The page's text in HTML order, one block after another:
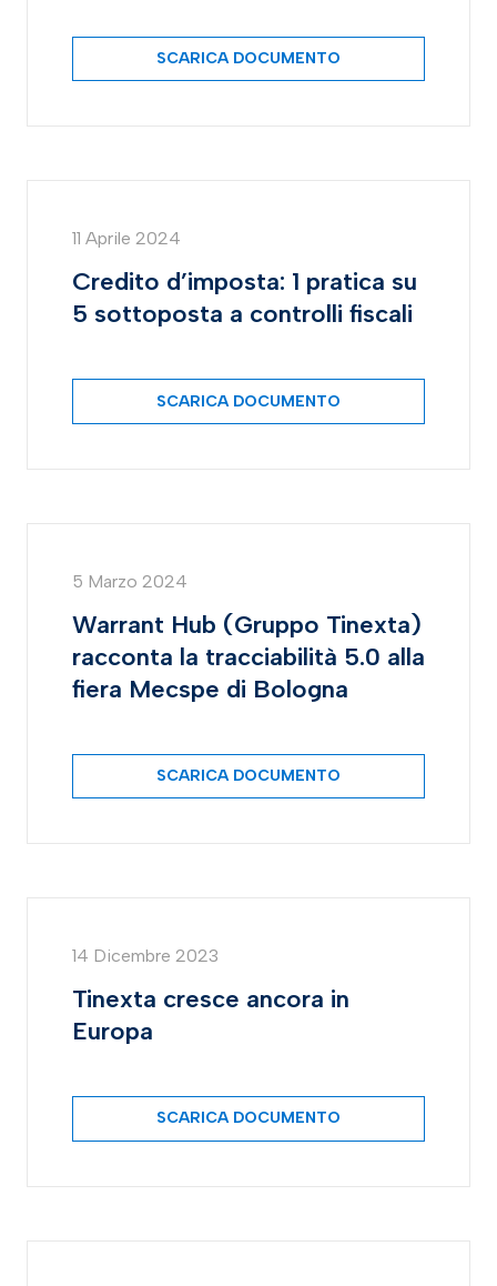
SCARICA DOCUMENTO
11 Aprile 2024
Credito d’imposta: 1 pratica su
5 sottoposta a controlli fiscali
SCARICA DOCUMENTO
5 Marzo 2024
Warrant Hub (Gruppo Tinexta)
racconta la tracciabilità 5.0 alla
fiera Mecspe di Bologna
SCARICA DOCUMENTO
14 Dicembre 2023
Tinexta cresce ancora in
Europa
SCARICA DOCUMENTO